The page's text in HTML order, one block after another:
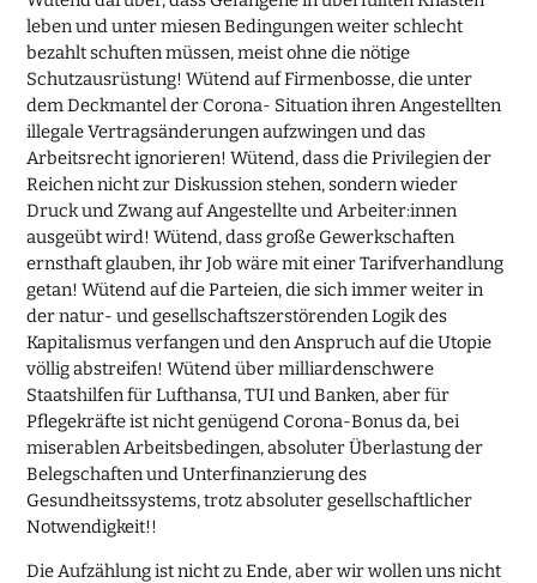
leben und unter miesen Bedingungen weiter schlecht
bezahlt schuften müssen, meist ohne die nötige
Schutzausrüstung! Wütend auf Firmenbosse, die unter
dem Deckmantel der Corona- Situation ihren Angestellten
illegale Vertragsänderungen aufzwingen und das
Arbeitsrecht ignorieren! Wütend, dass die Privilegien der
Reichen nicht zur Diskussion stehen, sondern wieder
Druck und Zwang auf Angestellte und Arbeiter:innen
ausgeübt wird! Wütend, dass große Gewerkschaften
ernsthaft glauben, ihr Job wäre mit einer Tarifverhandlung
getan! Wütend auf die Parteien, die sich immer weiter in
der natur- und gesellschaftszerstörenden Logik des
Kapitalismus verfangen und den Anspruch auf die Utopie
völlig abstreifen! Wütend über milliardenschwere
Staatshilfen für Lufthansa, TUI und Banken, aber für
Pflegekräfte ist nicht genügend Corona-Bonus da, bei
miserablen Arbeitsbedingen, absoluter Überlastung der
Belegschaften und Unterfinanzierung des
Gesundheitssystems, trotz absoluter gesellschaftlicher
Notwendigkeit!!
Die Aufzählung ist nicht zu Ende, aber wir wollen uns nicht